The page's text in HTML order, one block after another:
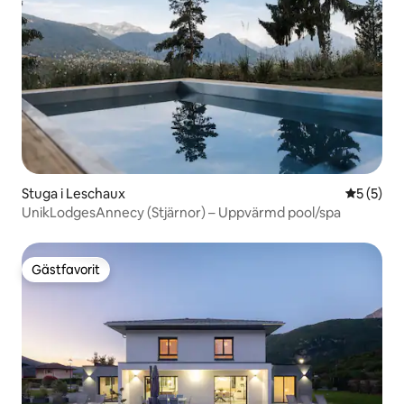
Stuga i Leschaux 5 av 5 i
5 (5)
UnikLodgesAnnecy (Stjärnor) – Uppvärmd pool/spa
Gästfavorit
Gästfavorit